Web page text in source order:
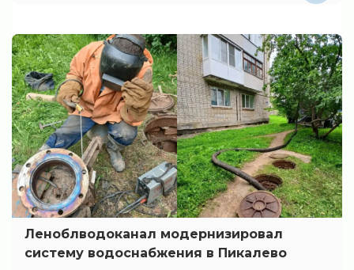
Леноблводоканал модернизировал
систему водоснабжения в Пикалево